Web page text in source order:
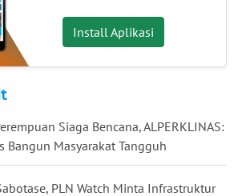
Install Aplikasi
Siaga Bencana, ALPERKLINAS:
Bangun Masyarakat Tangguh
PLN Watch Minta Infrastruktur